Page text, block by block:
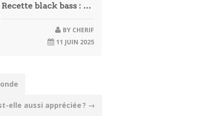
Recette black bass : comment cuisiner ce poisson d’exception ?
BY CHERIF
11 JUIN 2025
elle aussi appréciée ? →